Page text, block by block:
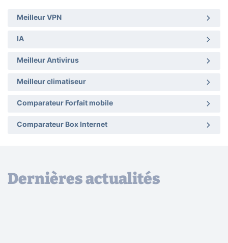
Meilleur VPN
IA
Meilleur Antivirus
Meilleur climatiseur
Comparateur Forfait mobile
Comparateur Box Internet
Dernières actualités